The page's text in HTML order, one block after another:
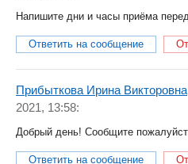
Напишите дни и часы приёма
Ответить на сообщение
Прибыткова Ирина Викторовна
2021, 13:58:
Добрый день! Сообщите
Ответить на сообщение